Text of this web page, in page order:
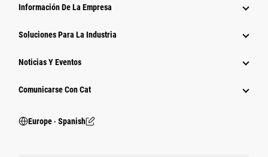
Información De La Empresa
Soluciones Para La Industria
Noticias Y Eventos
Comunicarse Con Cat
Europe ‧ Spanish